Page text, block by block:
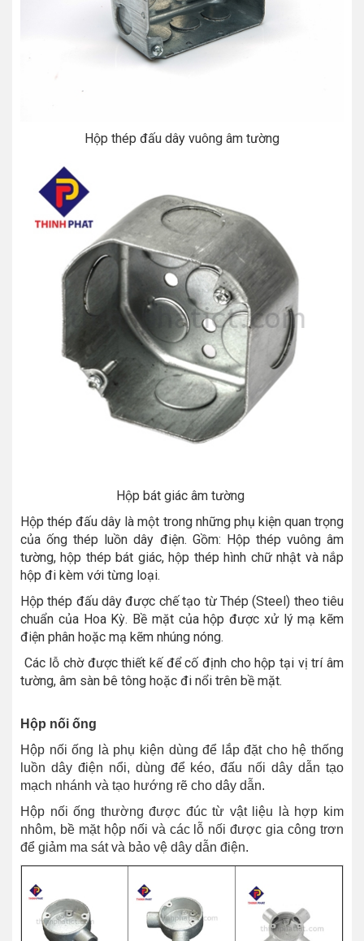
Hộp thép đấu dây vuông âm tường
Hộp bát giác âm tường
Hộp thép đấu dây là một trong những phụ kiện quan trọng
của ống thép luồn dây điện. Gồm: Hộp thép vuông âm
tường, hộp thép bát giác, hộp thép hình chữ nhật và nắp
hộp đi kèm với từng loại.
Hộp thép đấu dây được chế tạo từ Thép (Steel) theo tiêu
chuẩn của Hoa Kỳ. Bề mặt của hộp được xử lý mạ kẽm
điện phân hoặc mạ kẽm nhúng nóng.
Các lỗ chờ được thiết kế để cố định cho hộp tại vị trí âm
tường, âm sàn bê tông hoặc đi nổi trên bề mặt.
Hộp nối ống
Hộp nối ống là phụ kiện dùng để lắp đặt cho hệ thống
luồn dây điện nổi, dùng để kéo, đấu nối dây dẫn tạo
mạch nhánh và tạo hướng rẽ cho dây dẫn.
Hộp nối ống thường được đúc từ vật liệu là hợp kim
nhôm, bề mặt hộp nối và các lỗ nối được gia công trơn
để giảm ma sát và bảo vệ dây dẫn điện.